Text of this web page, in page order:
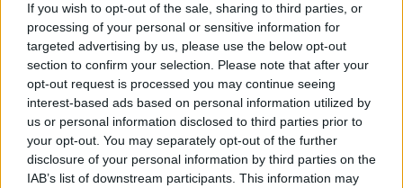
If you wish to opt-out of the sale, sharing to third parties, or
processing of your personal or sensitive information for
targeted advertising by us, please use the below opt-out
section to confirm your selection. Please note that after your
opt-out request is processed you may continue seeing
interest-based ads based on personal information utilized by
us or personal information disclosed to third parties prior to
your opt-out. You may separately opt-out of the further
disclosure of your personal information by third parties on the
IAB’s list of downstream participants. This information may
Υπό ασφυκτική πίεση το Ιράν